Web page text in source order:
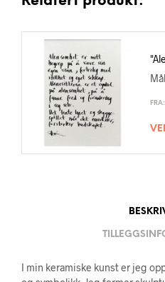
FRA:
I min keramiske kunst er jeg